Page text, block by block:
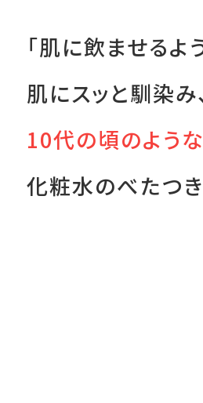
「肌に飲ませるよ
肌にスッと馴染
10代の頃のよう
化粧水のべたつ